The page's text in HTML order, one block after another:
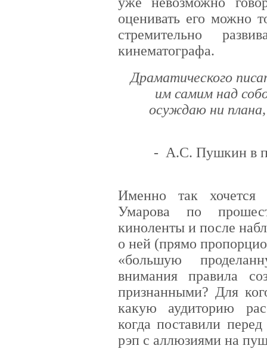
оценивать его можно
стремительно
кинематографа.
Драматического
им самим над
осуждаю ни плана,
- А.С. Пушкин в
Именно так
Умарова по
киноленты и после
о ней (прямо
«большую
внимания правила
признанными? Для
какую аудиторию
когда поставили
рэп с аллюзиями на